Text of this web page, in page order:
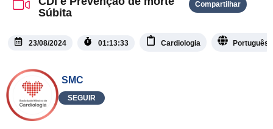
Súbita
Compartilhar
23/08/2024 01:13:33 Cardiologia Português
SMC
SEGUIR